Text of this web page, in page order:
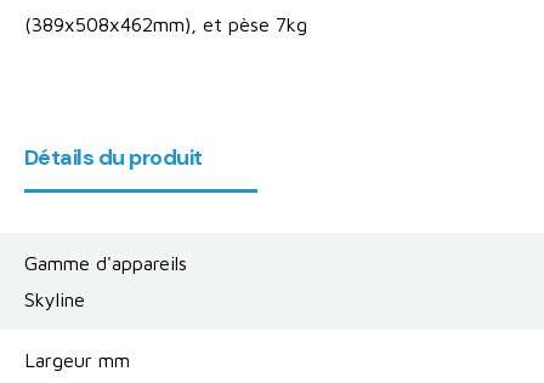
(389x508x462mm), et pèse 7kg
Détails du produit
Gamme d'appareils
Skyline
Largeur mm